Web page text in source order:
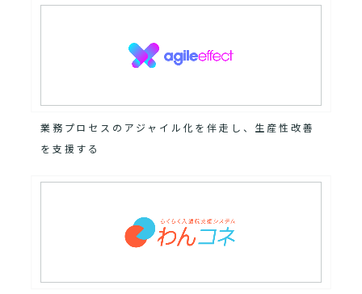
業務プロセスのアジャイル化を伴走し、生産性改善
を支援する